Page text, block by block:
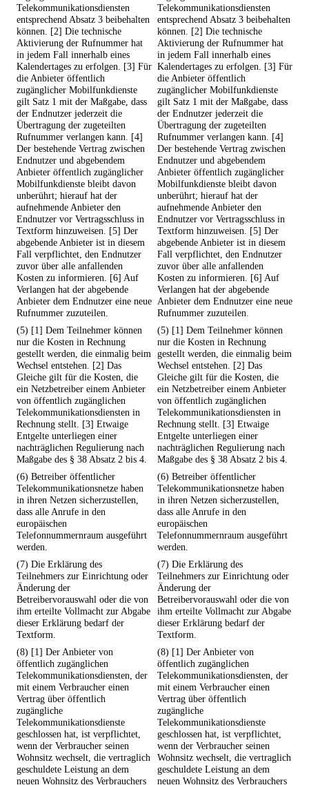
Telekommunikationsdiensten
entsprechend Absatz 3 beibehalten
können. [2] Die technische
Aktivierung der Rufnummer hat
in jedem Fall innerhalb eines
Kalendertages zu erfolgen. [3] Für
die Anbieter öffentlich
zugänglicher Mobilfunkdienste
gilt Satz 1 mit der Maßgabe, dass
der Endnutzer jederzeit die
Übertragung der zugeteilten
Rufnummer verlangen kann. [4]
Der bestehende Vertrag zwischen
Endnutzer und abgebendem
Anbieter öffentlich zugänglicher
Mobilfunkdienste bleibt davon
unberührt; hierauf hat der
aufnehmende Anbieter den
Endnutzer vor Vertragsschluss in
Textform hinzuweisen. [5] Der
abgebende Anbieter ist in diesem
Fall verpflichtet, den Endnutzer
zuvor über alle anfallenden
Kosten zu informieren. [6] Auf
Verlangen hat der abgebende
Anbieter dem Endnutzer eine neue
Rufnummer zuzuteilen.
Telekommunikationsdiensten
entsprechend Absatz 3 beibehalten
können. [2] Die technische
Aktivierung der Rufnummer hat
in jedem Fall innerhalb eines
Kalendertages zu erfolgen. [3] Für
die Anbieter öffentlich
zugänglicher Mobilfunkdienste
gilt Satz 1 mit der Maßgabe, dass
der Endnutzer jederzeit die
Übertragung der zugeteilten
Rufnummer verlangen kann. [4]
Der bestehende Vertrag zwischen
Endnutzer und abgebendem
Anbieter öffentlich zugänglicher
Mobilfunkdienste bleibt davon
unberührt; hierauf hat der
aufnehmende Anbieter den
Endnutzer vor Vertragsschluss in
Textform hinzuweisen. [5] Der
abgebende Anbieter ist in diesem
Fall verpflichtet, den Endnutzer
zuvor über alle anfallenden
Kosten zu informieren. [6] Auf
Verlangen hat der abgebende
Anbieter dem Endnutzer eine neue
Rufnummer zuzuteilen.
(5) [1] Dem Teilnehmer können
nur die Kosten in Rechnung
gestellt werden, die einmalig beim
Wechsel entstehen. [2] Das
Gleiche gilt für die Kosten, die
ein Netzbetreiber einem Anbieter
von öffentlich zugänglichen
Telekommunikationsdiensten in
Rechnung stellt. [3] Etwaige
Entgelte unterliegen einer
nachträglichen Regulierung nach
Maßgabe des § 38 Absatz 2 bis 4.
(5) [1] Dem Teilnehmer können
nur die Kosten in Rechnung
gestellt werden, die einmalig beim
Wechsel entstehen. [2] Das
Gleiche gilt für die Kosten, die
ein Netzbetreiber einem Anbieter
von öffentlich zugänglichen
Telekommunikationsdiensten in
Rechnung stellt. [3] Etwaige
Entgelte unterliegen einer
nachträglichen Regulierung nach
Maßgabe des § 38 Absatz 2 bis 4.
(6) Betreiber öffentlicher
Telekommunikationsnetze haben
in ihren Netzen sicherzustellen,
dass alle Anrufe in den
europäischen
Telefonnummernraum ausgeführt
werden.
(6) Betreiber öffentlicher
Telekommunikationsnetze haben
in ihren Netzen sicherzustellen,
dass alle Anrufe in den
europäischen
Telefonnummernraum ausgeführt
werden.
(7) Die Erklärung des
Teilnehmers zur Einrichtung oder
Änderung der
Betreibervorauswahl oder die von
ihm erteilte Vollmacht zur Abgabe
dieser Erklärung bedarf der
Textform.
(7) Die Erklärung des
Teilnehmers zur Einrichtung oder
Änderung der
Betreibervorauswahl oder die von
ihm erteilte Vollmacht zur Abgabe
dieser Erklärung bedarf der
Textform.
(8) [1] Der Anbieter von
öffentlich zugänglichen
Telekommunikationsdiensten, der
mit einem Verbraucher einen
Vertrag über öffentlich
zugängliche
Telekommunikationsdienste
geschlossen hat, ist verpflichtet,
wenn der Verbraucher seinen
Wohnsitz wechselt, die vertraglich
geschuldete Leistung an dem
neuen Wohnsitz des Verbrauchers
(8) [1] Der Anbieter von
öffentlich zugänglichen
Telekommunikationsdiensten, der
mit einem Verbraucher einen
Vertrag über öffentlich
zugängliche
Telekommunikationsdienste
geschlossen hat, ist verpflichtet,
wenn der Verbraucher seinen
Wohnsitz wechselt, die vertraglich
geschuldete Leistung an dem
neuen Wohnsitz des Verbrauchers